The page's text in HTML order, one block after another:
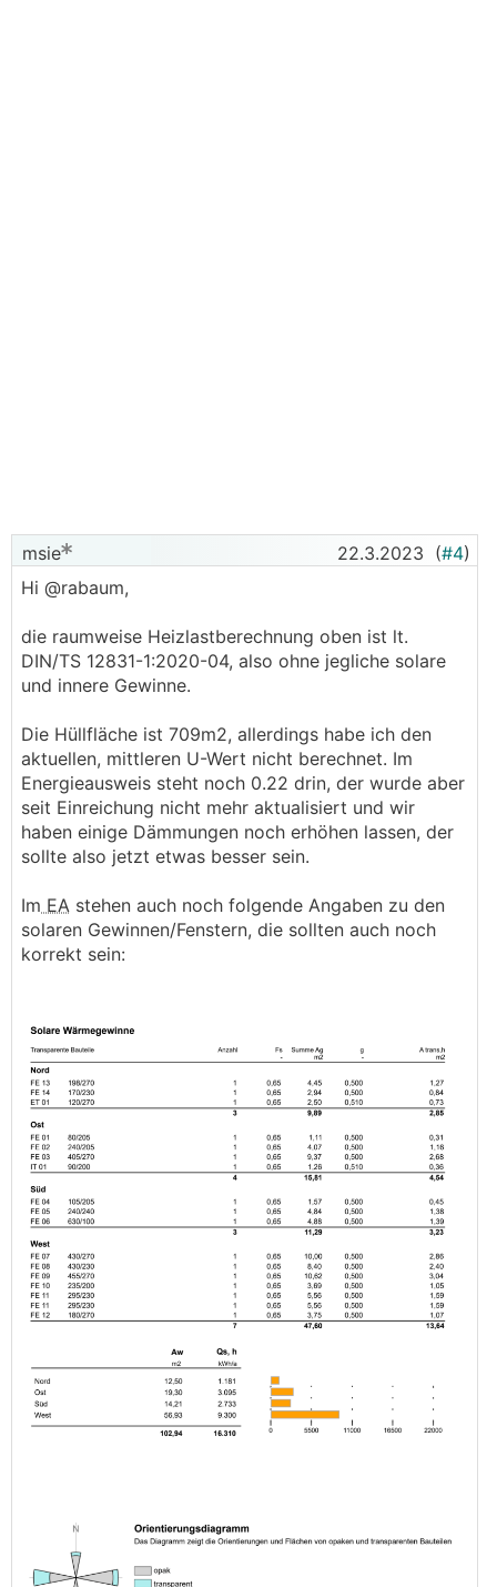
msie 22.3.2023 (#4)
Hi @rabaum,
die raumweise Heizlastberechnung oben ist lt.
DIN/TS 12831-1:2020-04, also ohne jegliche solare
und innere Gewinne.
Die Hüllfläche ist 709m2, allerdings habe ich den
aktuellen, mittleren U-Wert nicht berechnet. Im
Energieausweis steht noch 0.22 drin, der wurde aber
seit Einreichung nicht mehr aktualisiert und wir
haben einige Dämmungen noch erhöhen lassen, der
sollte also jetzt etwas besser sein.
Im EA stehen auch noch folgende Angaben zu den
solaren Gewinnen/Fenstern, die sollten auch noch
korrekt sein: